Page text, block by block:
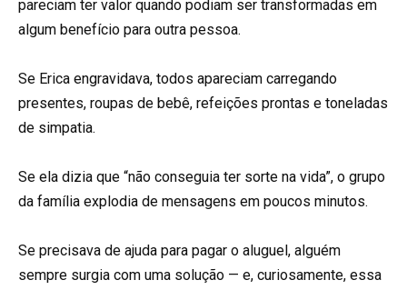
pareciam ter valor quando podiam ser transformadas em
algum benefício para outra pessoa.
Se Erica engravidava, todos apareciam carregando
presentes, roupas de bebê, refeições prontas e toneladas
de simpatia.
Se ela dizia que “não conseguia ter sorte na vida”, o grupo
da família explodia de mensagens em poucos minutos.
Se precisava de ajuda para pagar o aluguel, alguém
sempre surgia com uma solução — e, curiosamente, essa